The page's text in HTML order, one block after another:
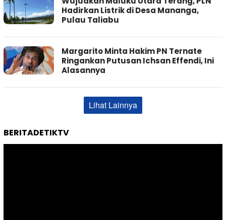
Hadirkan Listrik di Desa Mananga,
Pulau Taliabu
Margarito Minta Hakim PN Ternate
Ringankan Putusan Ichsan Effendi, Ini
Alasannya
Lihat Lainnya
BERITADETIKTV